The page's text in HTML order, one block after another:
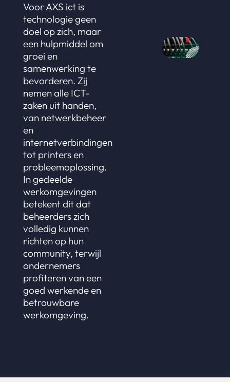
Voor AXS ict is
technologie geen
doel op zich, maar
een hulpmiddel om
groei en
samenwerking te
bevorderen. Zij
nemen alle ICT-
zaken uit handen,
van netwerkbeheer
en
internetverbindingen
tot printers en
probleemoplossing.
In gedeelde
werkomgevingen
betekent dit dat
beheerders zich
volledig kunnen
richten op hun
community, terwijl
ondernemers
profiteren van een
goed werkende en
betrouwbare
werkomgeving.